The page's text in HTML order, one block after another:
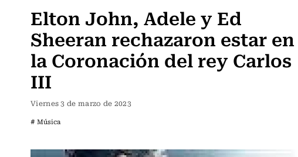
Elton John, Adele y Ed
Sheeran rechazaron estar en
la Coronación del rey Carlos
III
Viernes 3 de marzo de 2023
# Música